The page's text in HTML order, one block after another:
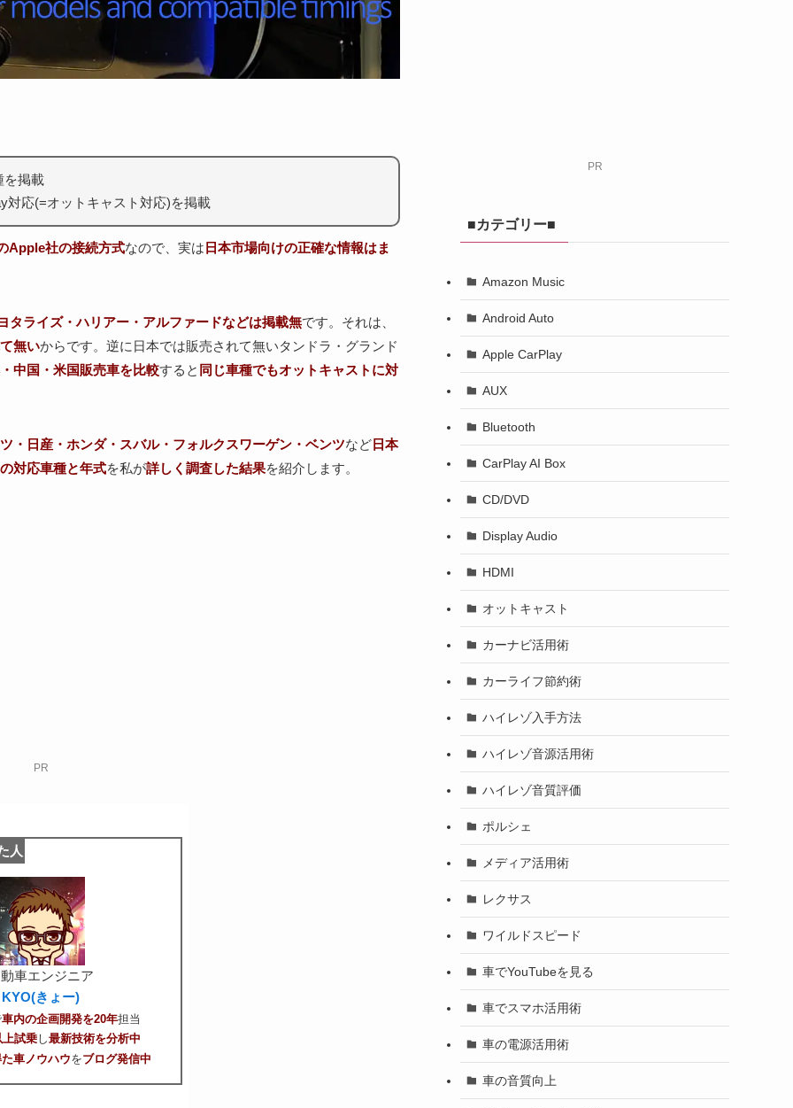
を掲載
対応(=オットキャスト対応)を掲載
Apple社の接続方式なので、実は 日本市場向けの正確な情報はま
タライズ・ハリアー・アルファードなどは掲載無です。それは、
無いからです。逆に日本では販売されて無いタンドラ・グランド
・中国・米国販売車を比較すると 同じ車種でもオットキャストに対
・日産・ホンダ・スバル・フォルクスワーゲン・ベンツなど 日本
対応車種と年式を私が詳しく調査した結果を紹介します。
PR
人
車エンジニア
KYO(きょー)
車内の企画開発を20年担当
試乗し最新技術を分析中
車ノウハウをブログ発信中
PR
■カテゴリー■
Amazon Music
Android Auto
Apple CarPlay
AUX
Bluetooth
CarPlay AI Box
CD/DVD
Display Audio
HDMI
オットキャスト
カーナビ活用術
カーライフ節約術
ハイレゾ入手方法
ハイレゾ音源活用術
ハイレゾ音質評価
ポルシェ
メディア活用術
レクサス
ワイルドスピード
車でYouTubeを見る
車でスマホ活用術
車の電源活用術
車の音質向上